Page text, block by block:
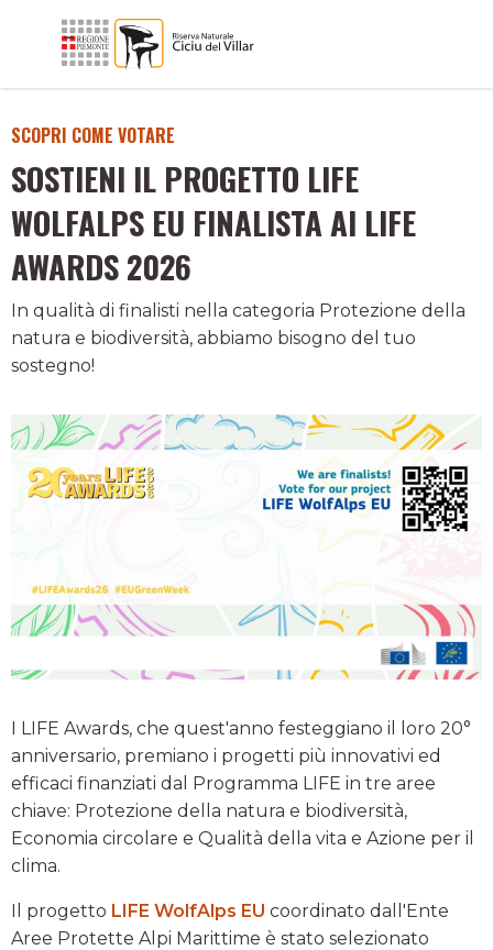
SCOPRI COME VOTARE
SOSTIENI IL PROGETTO LIFE
WOLFALPS EU FINALISTA AI LIFE
AWARDS 2026
In qualità di finalisti nella categoria Protezione della
natura e biodiversità, abbiamo bisogno del tuo
sostegno!
I LIFE Awards, che quest'anno festeggiano il loro 20°
anniversario, premiano i progetti più innovativi ed
efficaci finanziati dal Programma LIFE in tre aree
chiave: Protezione della natura e biodiversità,
Economia circolare e Qualità della vita e Azione per il
clima.
Il progetto LIFE WolfAlps EU coordinato dall'Ente
Aree Protette Alpi Marittime è stato selezionato